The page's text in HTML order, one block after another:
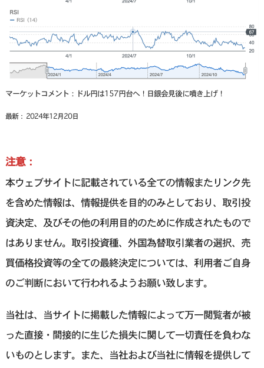
マーケットコメント：ドル円は157円台へ！日銀会見後に噴き上げ！
最新： 2024年12月20日
注意：
本ウェブサイトに記載されている全ての情報またリンク先
を含めた情報は、情報提供を目的のみとしており、取引投
資決定、及びその他の利用目的のために作成されたもので
はありません。取引投資種、外国為替取引業者の選択、売
買価格投資等の全ての最終決定については、利用者ご自身
のご判断において行われるようお願い致します。
当社は、当サイトに掲載した情報によって万一閲覧者が被
った直接・間接的に生じた損失に関して一切責任を負わな
いものとします。また、当社および当社に情報を提供して